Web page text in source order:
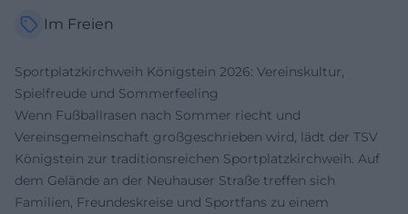
Im Freien
Sportplatzkirchweih Königstein 2026: Vereinskultur,
Spielfreude und Sommerfeeling
Wenn Fußballrasen nach Sommer riecht und
Vereinsgemeinschaft großgeschrieben wird, lädt der TSV
Königstein zur traditionsreichen Sportplatzkirchweih. Auf
dem Gelände an der Neuhauser Straße treffen sich
Familien, Freundeskreise und Sportfans zu einem